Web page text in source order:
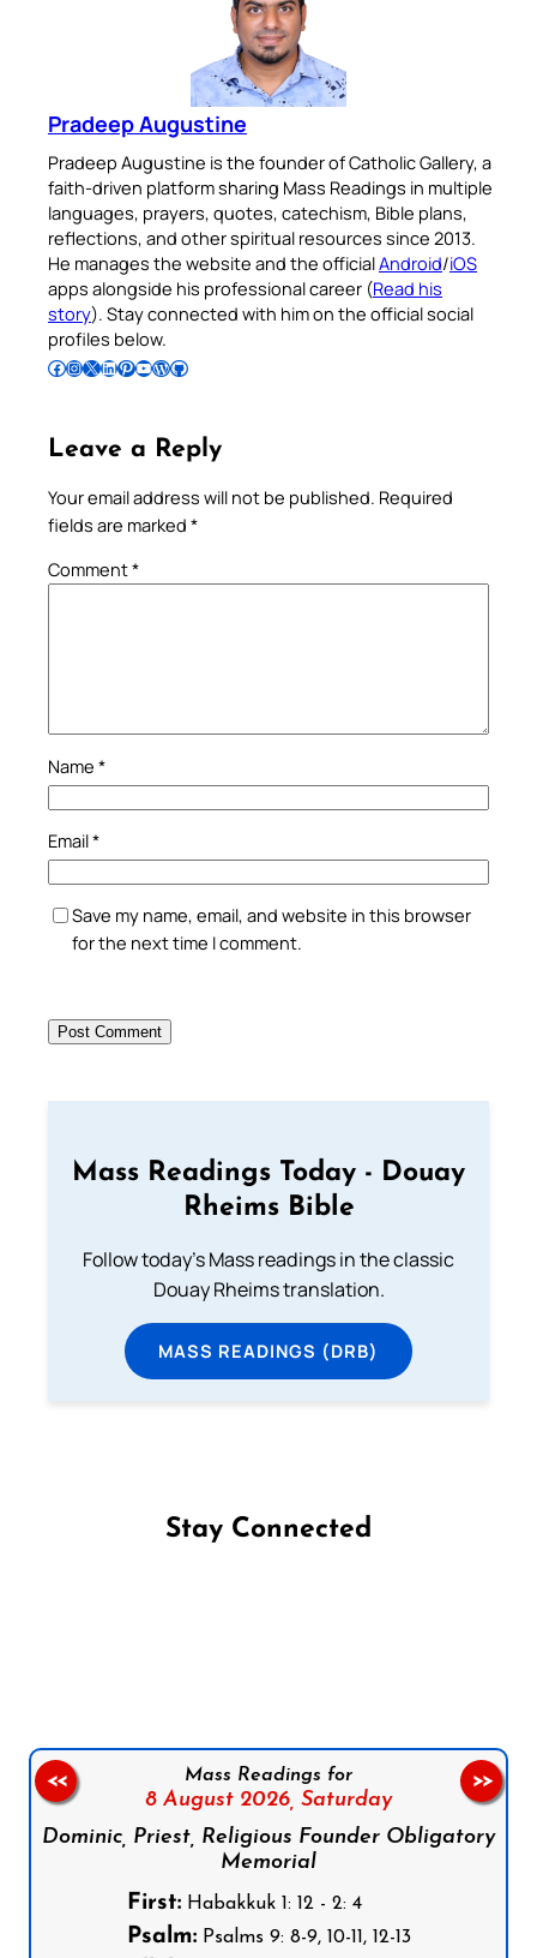
Pradeep Augustine
Pradeep Augustine is the founder of Catholic Gallery, a
faith-driven platform sharing Mass Readings in multiple
languages, prayers, quotes, catechism, Bible plans,
reflections, and other spiritual resources since 2013.
He manages the website and the officialAndroid/iOS
apps alongside his professional career (Read his
story). Stay connected with him on the official social
profiles below.
Follow Pradeep on Facebook Follow Pradeep on InstagramFollow Pradeep on X Follow Pradeep on LinkedIn Follow Pradeep on Pinterest Subscribe to Pradeep’s Youtube Channel Follow Pradeep on WordPress Follow Pradeep on GitHub
Leave a Reply
Your email address will not be published. Required
fields are marked *
Comment*
Name *
Email*
Save my name, email, and website in this browser
for the next time I comment.
Mass Readings Today - Douay
Rheims Bible
Follow today's Mass readings in the classic
Douay Rheims translation.
MASS READINGS (DRB)
Stay Connected
Mass Readings for
8 August 2026, Saturday
Dominic, Priest, Religious Founder Obligatory
Memorial
First:Habakkuk 1: 12 - 2: 4
Psalm:Psalms 9: 8-9, 10-11, 12-13
<< >>